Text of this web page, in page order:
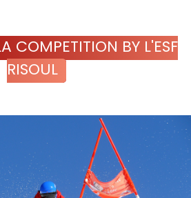
COMPETITION BY L'ESF
RISOUL